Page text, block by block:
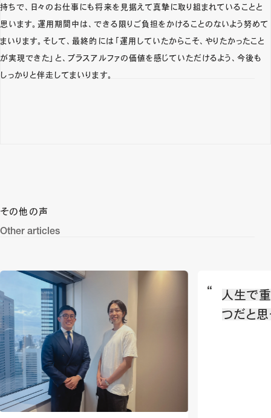
持ちで、日々のお仕事にも将来を見据えて真摯に取り組まれていることと
思います。運用期間中は、できる限りご負担をかけることのないよう努めて
まいります。そして、最終的には「運用していたからこそ、やりたかったこと
が実現できた」と、プラスアルファの価値を感じていただけるよう、今後も
しっかりと伴走してまいります。
その他の声
Other articles
人生で
つだと思